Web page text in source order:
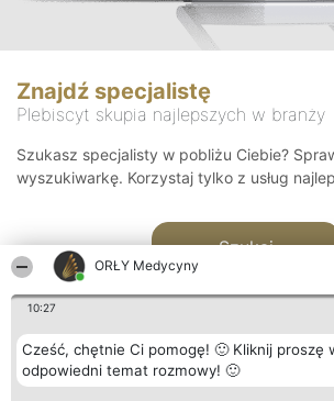
ORŁY Medycyny
10:27
Cześć, chętnie Ci pomogę! 🙂 Kliknij proszę
odpowiedni temat rozmowy! 🙂
Znajdź specjalistę
Plebiscyt skupia najlepszych w branży
Szukasz specjalisty w pobliżu Ciebie?
wyszukiwarkę. Korzystaj tylko z usług
Szukaj